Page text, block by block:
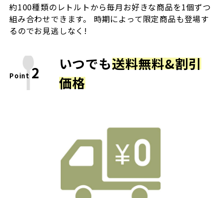
約100種類のレトルトから毎月お好きな商品を1個ずつ
組み合わせできます。 時期によって限定商品も登場す
るのでお見逃しなく!
Point 2 いつでも送料無料&割引
価格